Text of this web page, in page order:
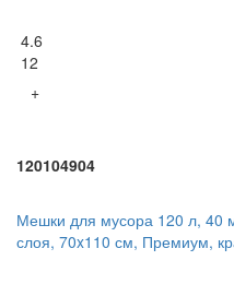
4.6
12
+
120104904
Мешки для мусора 120 л, 40
слоя, 70x110 см, Премиум,